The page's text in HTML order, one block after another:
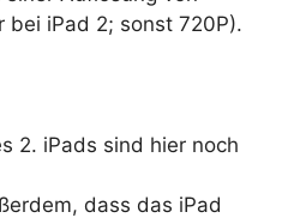
bei iPad 2; sonst 720P).
2. iPads sind hier noch
dass das iPad